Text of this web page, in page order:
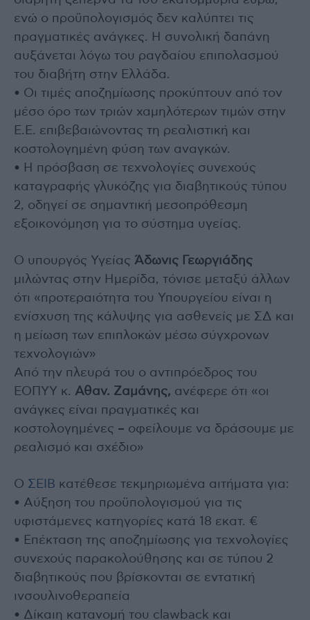
ενώ ο προϋπολογισμός δεν καλύπτει τις
πραγματικές ανάγκες. Η συνολική δαπάνη
αυξάνεται λόγω του ραγδαίου επιπολασμού
του διαβήτη στην Ελλάδα.
• Οι τιμές αποζημίωσης προκύπτουν από τον
μέσο όρο των τριών χαμηλότερων τιμών στην
Ε.Ε. επιβεβαιώνοντας τη ρεαλιστική και
κοστολογημένη φύση των αναγκών.
• Η πρόσβαση σε τεχνολογίες συνεχούς
καταγραφής γλυκόζης για διαβητικούς τύπου
2, οδηγεί σε σημαντική μεσοπρόθεσμη
εξοικονόμηση για το σύστημα υγείας.
Ο υπουργός Υγείας Άδωνις Γεωργιάδης
μιλώντας στην Ημερίδα, τόνισε μεταξύ άλλων
ότι «προτεραιότητα του Υπουργείου είναι η
ενίσχυση της κάλυψης για ασθενείς με ΣΔ και
η μείωση των επιπλοκών μέσω σύγχρονων
τεχνολογιών»
Από την πλευρά του ο αντιπρόεδρος του
ΕΟΠΥΥ κ. Αθαν. Ζαμάνης, ανέφερε ότι «οι
ανάγκες είναι πραγματικές και
κοστολογημένες – οφείλουμε να δράσουμε με
ρεαλισμό και σχέδιο»
Ο ΣΕΙΒ κατέθεσε τεκμηριωμένα αιτήματα για:
• Αύξηση του προϋπολογισμού για τις
υφιστάμενες κατηγορίες κατά 18 εκατ. €
• Επέκταση της αποζημίωσης για τεχνολογίες
συνεχούς παρακολούθησης και σε τύπου 2
διαβητικούς που βρίσκονται σε εντατική
ινσουλινοθεραπεία
• Δίκαιη κατανομή του clawback και